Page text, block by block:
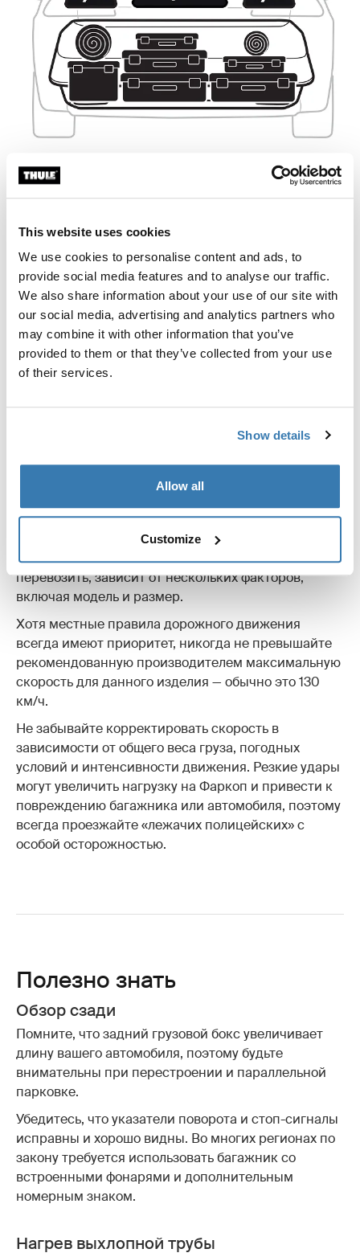
This website uses cookies
We use cookies to personalise content and ads, to
provide social media features and to analyse our traffic.
We also share information about your use of our site with
our social media, advertising and analytics partners who
may combine it with other information that you’ve
provided to them or that they’ve collected from your use
of their services.
Show details
Allow all
Customize
С какой скоростью можно
ехать?
Количество снаряжения, которое вы можете
перевозить, зависит от нескольких факторов,
включая модель и размер.
Хотя местные правила дорожного движения
всегда имеют приоритет, никогда не превышайте
рекомендованную производителем максимальную
скорость для данного изделия — обычно это 130
км/ч.
Не забывайте корректировать скорость в
зависимости от общего веса груза, погодных
условий и интенсивности движения. Резкие удары
могут увеличить нагрузку на Фаркоп и привести к
повреждению багажника или автомобиля, поэтому
всегда проезжайте «лежачих полицейских» с
особой осторожностью.
Полезно знать
Обзор сзади
Помните, что задний грузовой бокс увеличивает
длину вашего автомобиля, поэтому будьте
внимательны при перестроении и параллельной
парковке.
Убедитесь, что указатели поворота и стоп-сигналы
исправны и хорошо видны. Во многих регионах по
закону требуется использовать багажник со
встроенными фонарями и дополнительным
номерным знаком.
Нагрев выхлопной трубы